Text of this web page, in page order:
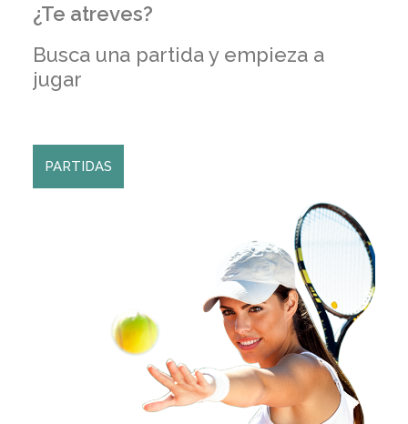
¿Te atreves?
Busca una partida y empieza a
jugar
PARTIDAS